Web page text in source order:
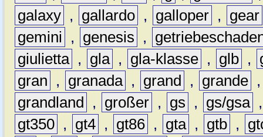
galaxy , gallardo , galloper ,
gear
gemini
, genesis ,
giulietta , gla , gla-klasse , glb ,
gran
, granada , grand , grande
grandland
, großer , gs , gs/gsa
gt350 , gt4 , gt86 , gta , gtb ,